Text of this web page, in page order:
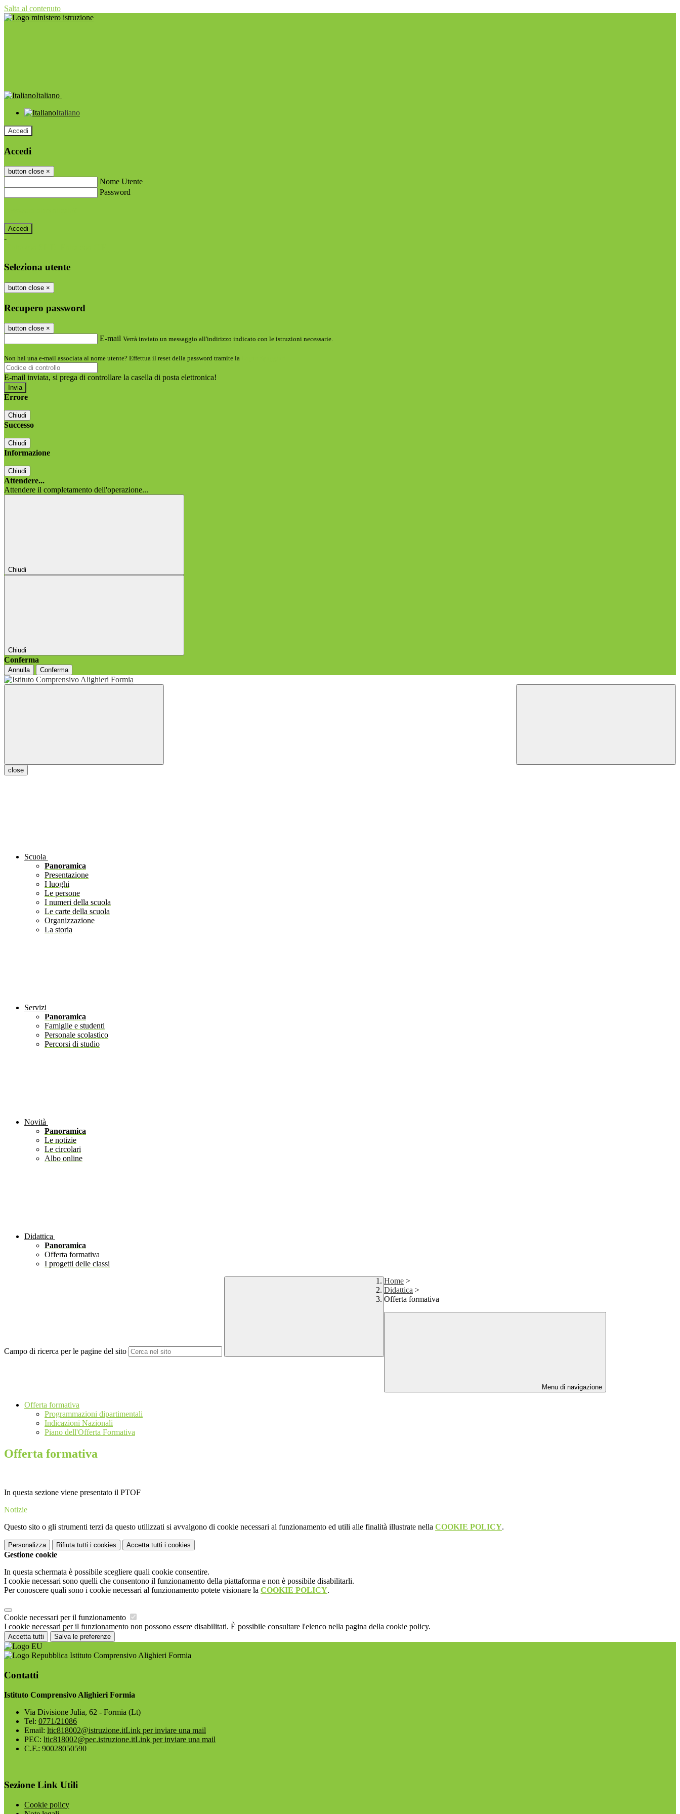
Salta al contenuto
Italiano
Italiano
Accedi
Accedi
button close ×
Nome Utente
Password
-
Seleziona utente
button close ×
Recupero password
button close ×
E-mail Verrà inviato un messaggio all'indirizzo indicato con le istruzioni necessarie.
Non hai una e-mail associata al nome utente? Effettua il reset della password tramite la
E-mail inviata, si prega di controllare la casella di posta elettronica!
Errore
Chiudi
Successo
Chiudi
Informazione
Chiudi
Attendere...
Attendere il completamento dell'operazione...
Chiudi
Chiudi
Conferma
Annulla Conferma
close
Scuola
Panoramica
Presentazione
I luoghi
Le persone
I numeri della scuola
Le carte della scuola
Organizzazione
La storia
Servizi
Panoramica
Famiglie e studenti
Personale scolastico
Percorsi di studio
Novità
Panoramica
Le notizie
Le circolari
Albo online
Didattica
Panoramica
Offerta formativa
I progetti delle classi
Campo di ricerca per le pagine del sito
Home >
Didattica >
Offerta formativa
Menu di navigazione
Offerta formativa
Programmazioni dipartimentali
Indicazioni Nazionali
Piano dell'Offerta Formativa
Offerta formativa
In questa sezione viene presentato il PTOF
Notizie
Questo sito o gli strumenti terzi da questo utilizzati si avvalgono di cookie necessari al funzionamento ed utili alle finalità illustrate nella COOKIE POLICY.
Personalizza Rifiuta tutti i cookies Accetta tutti i cookies
Gestione cookie
In questa schermata è possibile scegliere quali cookie consentire.
I cookie necessari sono quelli che consentono il funzionamento della piattaforma e non è possibile disabilitarli.
Per conoscere quali sono i cookie necessari al funzionamento potete visionare la COOKIE POLICY.
Cookie necessari per il funzionamento
I cookie necessari per il funzionamento non possono essere disabilitati. È possibile consultare l'elenco nella pagina della cookie policy.
Accetta tutti Salva le preferenze
Istituto Comprensivo Alighieri Formia
Contatti
Istituto Comprensivo Alighieri Formia
Via Divisione Julia, 62 - Formia (Lt)
Tel: 0771/21086
Email: ltic818002@istruzione.itLink per inviare una mail
PEC: ltic818002@pec.istruzione.itLink per inviare una mail
C.F.: 90028050590
Sezione Link Utili
Cookie policy